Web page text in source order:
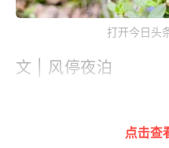
打开今日头
文 | 风停夜泊
点击查